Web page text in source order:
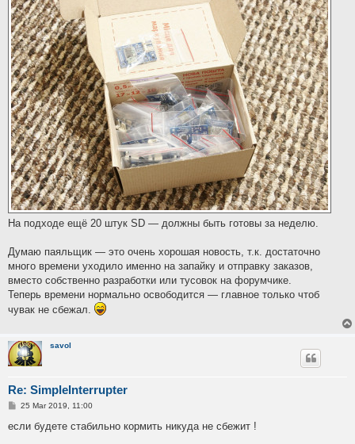
На подходе ещё 20 штук SD — должны быть готовы за неделю.
Думаю паяльщик — это очень хорошая новость, т.к. достаточно
много времени уходило именно на запайку и отправку заказов,
вместо собственно разработки или тусовок на форумчике.
Теперь времени нормально освободится — главное только чтоб
чувак не сбежал.
savol
Re: SimpleInterrupter
P
s
25 Mar 2019, 11:00
если будете стабильно кормить никуда не сбежит !